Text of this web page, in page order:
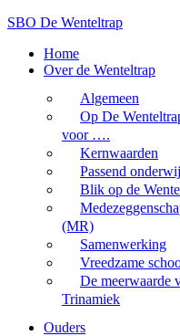
SBO De Wenteltrap
Home
Over de Wenteltrap
Algemeen
Op De
voor ….
Kernwaarden
Passend
Blik op de
(MR)
Samenwerking
Vreedzame
De meerwaarde
Trinamiek
Ouders